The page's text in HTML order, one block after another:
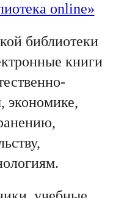
online»
библиотеки
книги
экономике,